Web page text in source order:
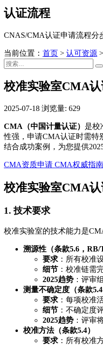
认证流程
CNAS/CMA认证申请流程分
当前位置： 首页 > 认可资源 >
校准实验室CMA认
2025-07-18 浏览量: 629
CMA（中国计量认证） 是校
性强，申请CMA认证时需特
结合成功案例，为您提供
CMA资质申请 CMA权威指南
校准实验室CMA
1.技术要求
校准实验室的技术能力是
溯源性（条款5.6，RB/T
要求 ：所有校准
细节 ：校准链需
2025趋势 ：评审
测量不确定度（条款5.4
要求 ：每项校准
细节 ：不确定度
2025趋势 ：评审
校准方法（条款5.4）
要求 ：所有校准